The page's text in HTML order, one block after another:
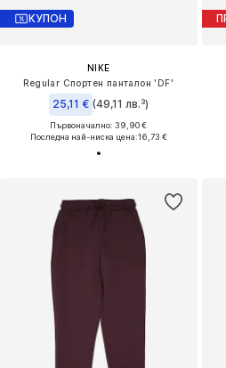
КУПОН
NIKE
Regular Спортен панталон 'DF'
25,11 € (49,11 лв.³)
Първоначално: 39,90 €
Последна най-ниска цена:16,73 €